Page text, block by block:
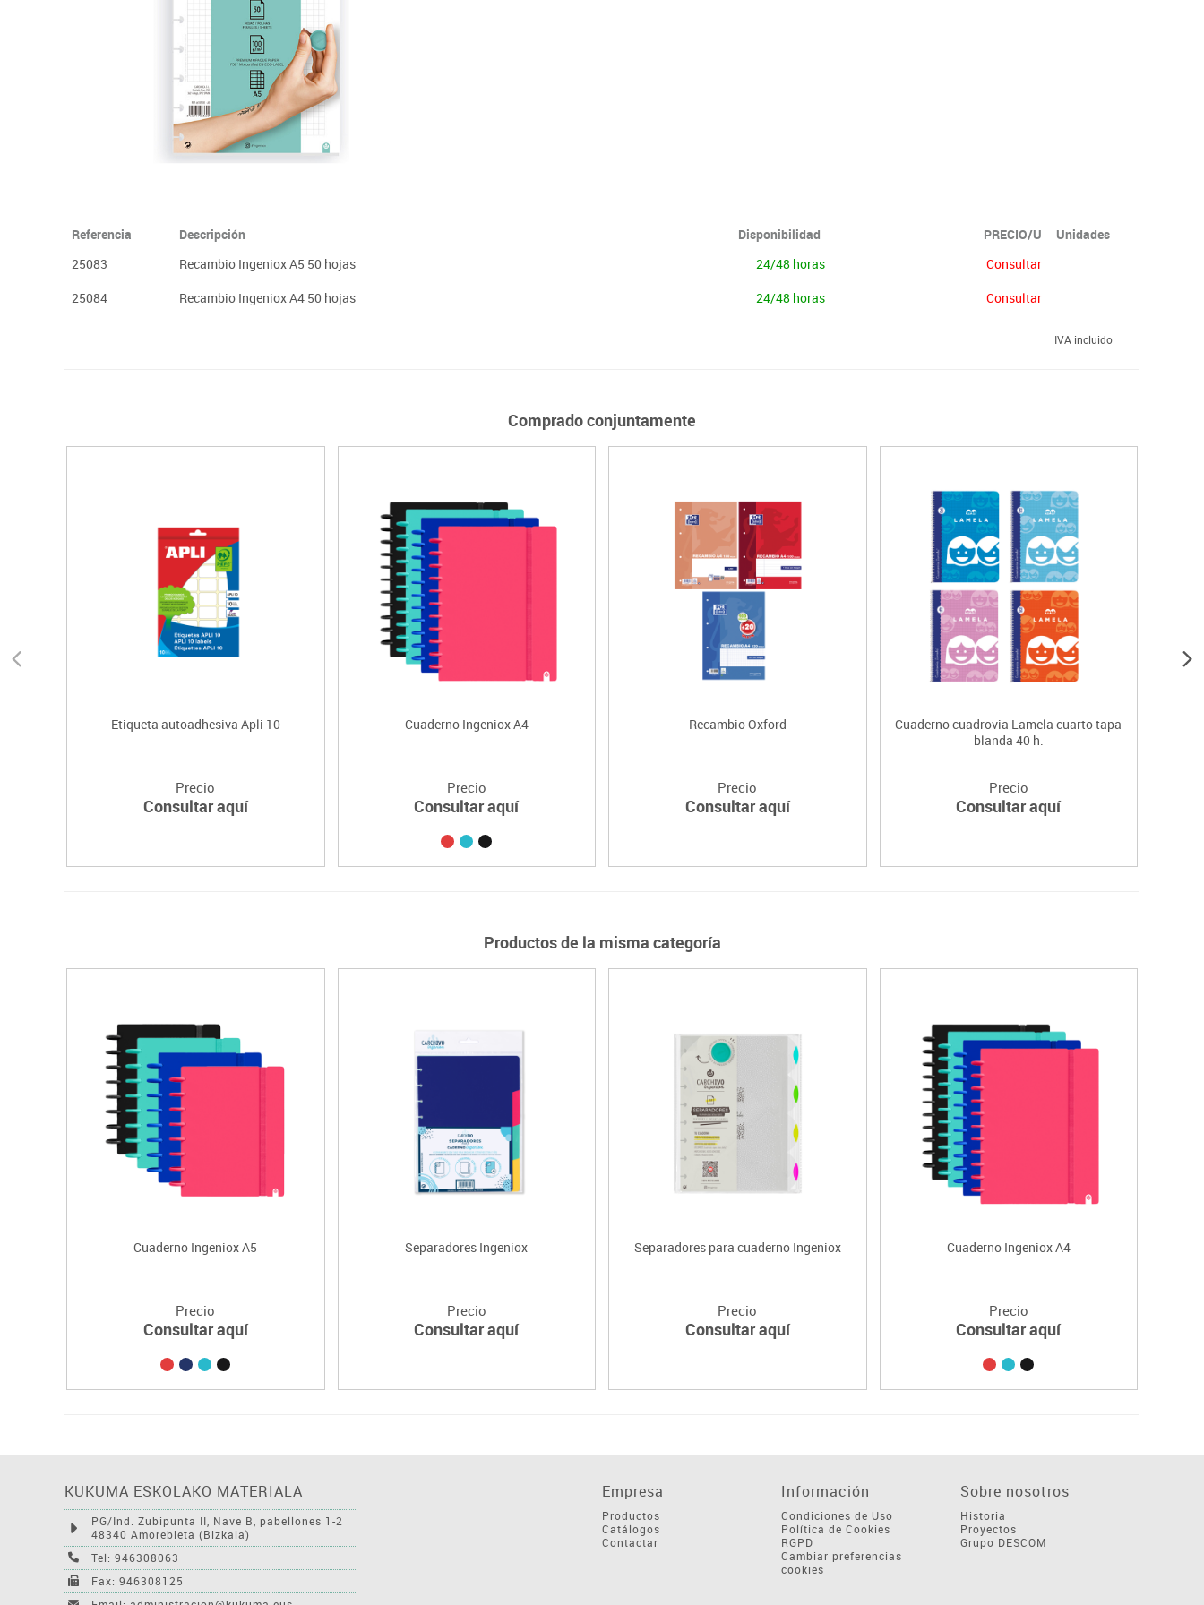
Plastifica, encuaderna, destruye
Papel y manipulados
Referencia Descripción Disponibilidad PRECIO/U
Unidades
25083
Recambio Ingeniox A5 50 hojas 24/48 horas
Consultar
25084
Recambio Ingeniox A4 50 hojas 24/48 horas Consultar
IVA incluido
Comprado conjuntamente
Etiqueta autoadhesiva Apli 10
Precio
Consultar aquí
Cuaderno Ingeniox A4
Precio
Consultar aquí
Recambio Oxford
Precio
Consultar aquí
Cuaderno cuadrovia Lamela cuarto tapa
blanda 40 h.
Precio
Consultar aquí
Productos de la misma categoría
Cuaderno Ingeniox A5
Precio
Consultar aquí
Separadores Ingeniox
Precio
Consultar aquí
Separadores para cuaderno Ingeniox
Precio
Consultar aquí
Cuaderno Ingeniox A4
Precio
Consultar aquí
KUKUMA ESKOLAKO MATERIALA
PG/Ind. Zubipunta II, Nave B, pabellones 1-2
48340 Amorebieta (Bizkaia)
Tel: 946308063
Fax: 946308125
Empresa
Productos
Catálogos
Contactar
Información
Condiciones de Uso
Política de Cookies
RGPD
Cambiar preferencias
cookies
Sobre nosotros
Historia
Proyectos
Grupo DESCOM